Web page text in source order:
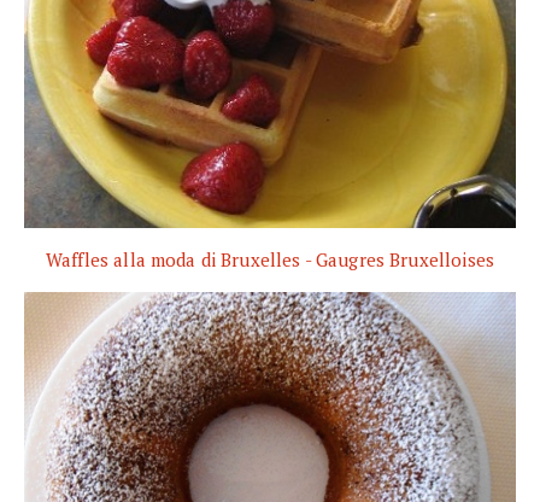
Waffles alla moda di Bruxelles - Gaugres Bruxelloises